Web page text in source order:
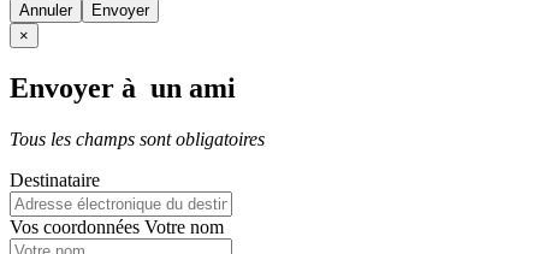
Annuler
×
Envoyer à un ami
Tous les champs sont obligatoires
Destinataire
Vos coordonnées Votre nom